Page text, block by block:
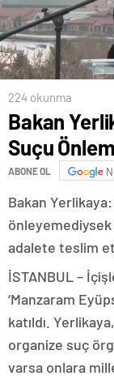
224 okunma
Bakan
Suçu
ABONE OL
Bakan
önleyemediysek
adalete teslim
İSTANBUL –
‘Manzaram
katıldı.
organize suç
varsa onlara